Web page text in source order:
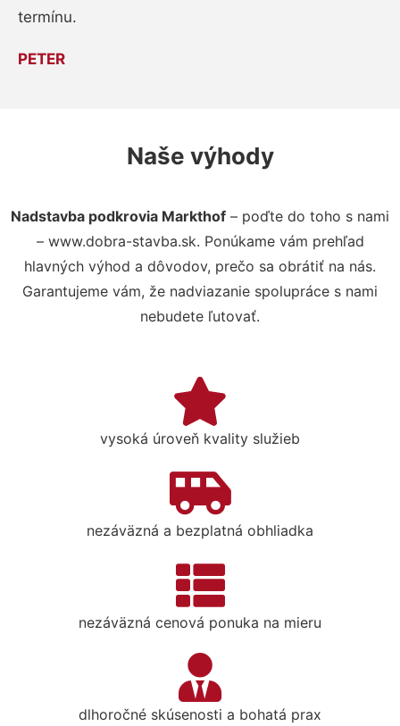
termínu.
PETER
Naše výhody
Nadstavba podkrovia Markthof – poďte do toho s nami
– www.dobra-stavba.sk. Ponúkame vám prehľad
hlavných výhod a dôvodov, prečo sa obrátiť na nás.
Garantujeme vám, že nadviazanie spolupráce s nami
nebudete ľutovať.
vysoká úroveň kvality služieb
nezáväzná a bezplatná obhliadka
nezáväzná cenová ponuka na mieru
dlhoročné skúsenosti a bohatá prax